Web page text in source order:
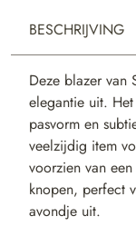
BESCHRIJVING
Deze blazer van
elegantie uit.
pasvorm en
veelzijdig item
voorzien van
knopen, perfect
avondje uit.